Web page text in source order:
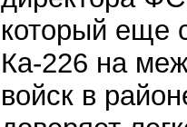
который еще
Ка-226 на
войск в